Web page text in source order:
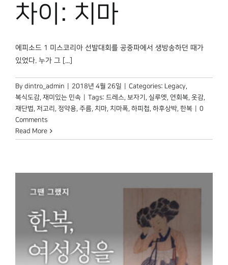
차이: 치마
에피소드 1 미스코리아 선발대회를 공중파에서 생방송하던 때가
있었다. 누가 그 [...]
By dintro_admin 2018년 4월 26일 Categories: Legacy,
복식도감, 재미있는 민속 Tags: 드레스, 보자기 , 실루엣, 연회복, 옷감,
재단법, 저고리 , 정약용, 주름, 치마, 치마폭, 하피첩, 하후상박, 한복
0
Comments
Read More